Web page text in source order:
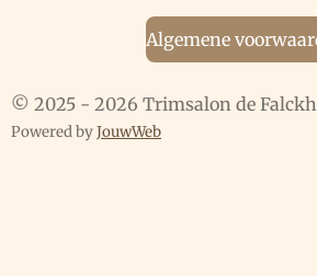
Algemene
© 2025 - 2026 Trimsalon de
Powered byJouwWeb